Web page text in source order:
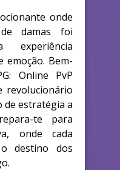
onde
damas foi
experiência
emoção. Bem-
Online PvP
revolucionário
de estratégia a
te para
onde cada
destino dos